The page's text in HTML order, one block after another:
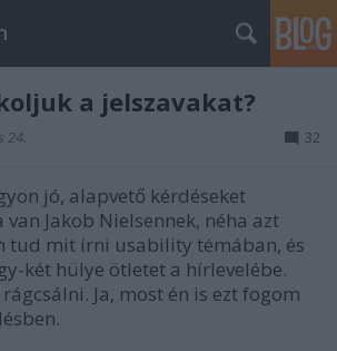
a jelszavakat?
24. 32
jó, alapvető kérdéseket
Jakob Nielsennek, néha azt
tud mit írni usability témában, és
két hülye ötletet a hírlevelébe.
Ja, most én is ezt fogom